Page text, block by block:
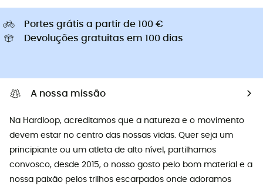
Portes grátis a partir de 100 €
Devoluções gratuitas em 100 dias
A nossa missão
Na Hardloop, acreditamos que a natureza e o movimento
devem estar no centro das nossas vidas. Quer seja um
principiante ou um atleta de alto nível, partilhamos
convosco, desde 2015, o nosso gosto pelo bom material e a
nossa paixão pelos trilhos escarpados onde adoramos